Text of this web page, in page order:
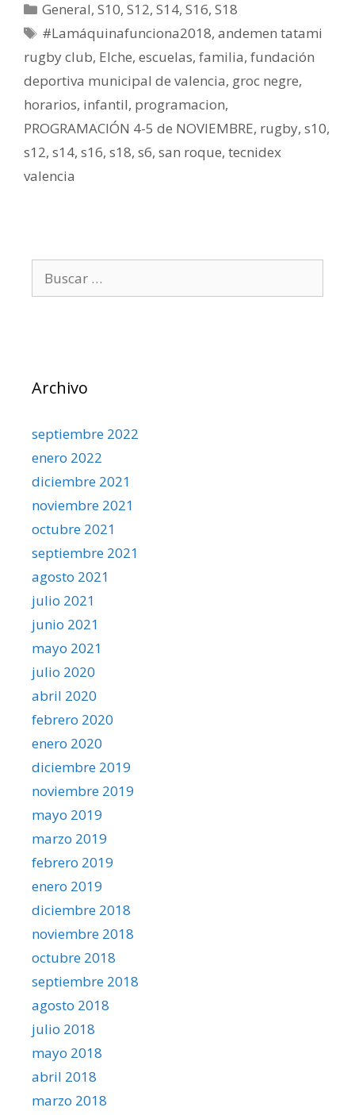
General,S10,S12,S14,S16,S18
#Lamáquinafunciona2018,andemen tatami
rugby club, Elche, escuelas, familia, fundación
deportiva municipal de valencia, groc negre,
horarios, infantil, programacion,
PROGRAMACIÓN 4-5 de NOVIEMBRE, rugby, s10,
s12, s14, s16, s18, s6, san roque, tecnidex
valencia
Archivo
septiembre 2022
enero 2022
diciembre 2021
noviembre 2021
octubre 2021
septiembre 2021
agosto 2021
julio 2021
junio 2021
mayo 2021
julio 2020
abril 2020
febrero 2020
enero 2020
diciembre 2019
noviembre 2019
mayo 2019
marzo 2019
febrero 2019
enero 2019
diciembre 2018
noviembre 2018
octubre 2018
septiembre 2018
agosto 2018
julio 2018
mayo 2018
abril 2018
marzo 2018